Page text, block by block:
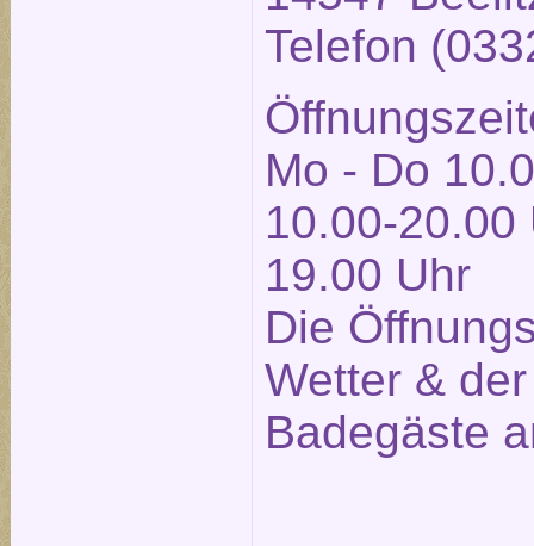
Telefon
Mo - Do
10.00-20.00
19.00 Uhr
Die
Wetter &
Badegäste